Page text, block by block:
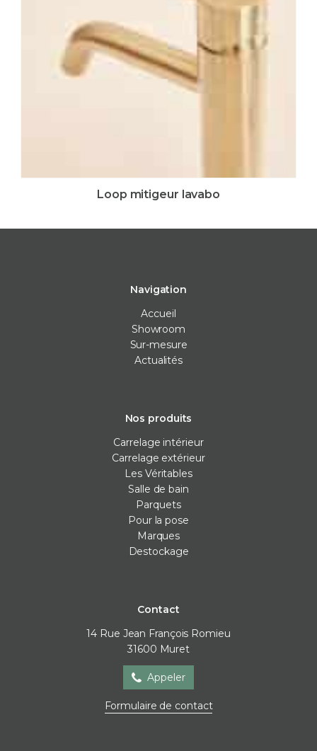
Loop mitigeur lavabo
Navigation
Accueil
Showroom
Sur-mesure
Actualités
Nos produits
Carrelage intérieur
Carrelage extérieur
Les Véritables
Salle de bain
Parquets
Pour la pose
Marques
Destockage
Contact
14 Rue Jean François Romieu
31600 Muret
Appeler
Formulaire de contact